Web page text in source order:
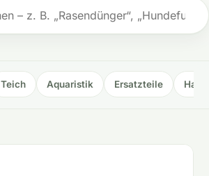
Teich Aquaristik Ersatzteile